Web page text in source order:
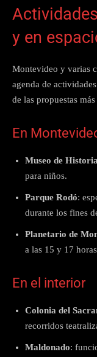
y en
Montevideo y varias
agenda de
de las propuestas más
En
Museo de
para niños.
Parque Rodó:
durante los fines
Planetario de
a las 15 y 17
En el interior
Colonia del
recorridos
Maldonado: